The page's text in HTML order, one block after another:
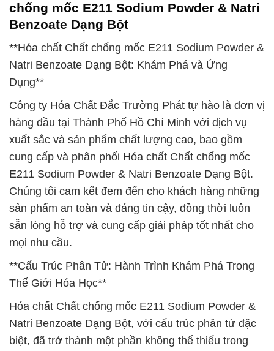
chống mốc E211 Sodium Powder & Natri
Benzoate Dạng Bột
**Hóa chất Chất chống mốc E211 Sodium Powder &
Natri Benzoate Dạng Bột: Khám Phá và Ứng
Dụng**
Công ty Hóa Chất Đắc Trường Phát tự hào là đơn vị
hàng đầu tại Thành Phố Hồ Chí Minh với dịch vụ
xuất sắc và sản phẩm chất lượng cao, bao gồm
cung cấp và phân phối Hóa chất Chất chống mốc
E211 Sodium Powder & Natri Benzoate Dạng Bột.
Chúng tôi cam kết đem đến cho khách hàng những
sản phẩm an toàn và đáng tin cậy, đồng thời luôn
sẵn lòng hỗ trợ và cung cấp giải pháp tốt nhất cho
mọi nhu cầu.
**Cấu Trúc Phân Tử: Hành Trình Khám Phá Trong
Thế Giới Hóa Học**
Hóa chất Chất chống mốc E211 Sodium Powder &
Natri Benzoate Dạng Bột, với cấu trúc phân tử đặc
biệt, đã trở thành một phần không thể thiếu trong